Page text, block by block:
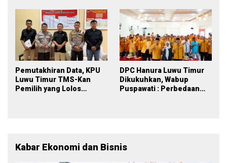
Pemutakhiran Data, KPU
Luwu Timur TMS-Kan
Pemilih yang Lolos
DPC Hanura Luwu Timur
Dikukuhkan, Wabup
Puspawati : Perbedaan
Kabar Ekonomi dan Bisnis